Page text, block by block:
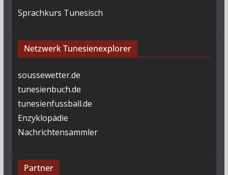
Sprachkurs Tunesisch
Netzwerk Tunesienexplorer
soussewetter.de
tunesienbuch.de
tunesienfussball.de
Enzyklopädie
Nachrichtensammler
Partner